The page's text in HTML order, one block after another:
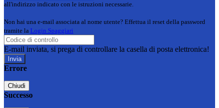
all'indirizzo indicato con le istruzioni necessarie.
Non hai una e-mail associata al nome utente? Effettua il reset della password
tramite la Login Spaggiari
E-mail inviata, si prega di controllare la casella di posta elettronica!
Errore
Chiudi
Successo